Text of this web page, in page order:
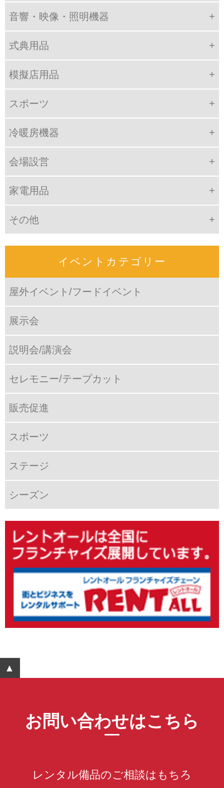
音響・映像・照明機器
式典用品
模擬店用品
スポーツ
冷暖房機器
会場設営
家電用品
その他
イベントカテゴリー
屋外イベント/フードイベント
展示会
説明会/講演会
セレモニー/テープカット
販売促進
スポーツ
ステージ
シーズン
お問い合わせはこちら
レンタル備品のご相談はもちろ